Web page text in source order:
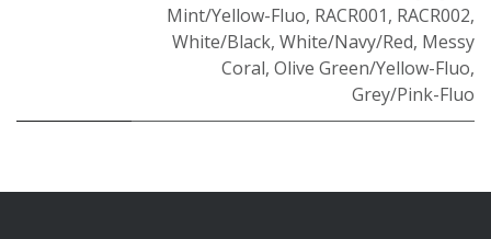
Mint/Yellow-Fluo, RACR001, RACR002,
White/Black, White/Navy/Red, Messy
Coral, Olive Green/Yellow-Fluo,
Grey/Pink-Fluo